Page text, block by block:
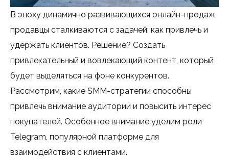
В эпоху динамично развивающихся онлайн-продаж,
продавцы сталкиваются с задачей: как привлечь и
удержать клиентов. Решение? Создать
привлекательный и вовлекающий контент, который
будет выделяться на фоне конкурентов.
Рассмотрим, какие SMM-стратегии способны
привлечь внимание аудитории и повысить интерес
покупателей. Особенное внимание уделим роли
Telegram, популярной платформе для
взаимодействия с клиентами.